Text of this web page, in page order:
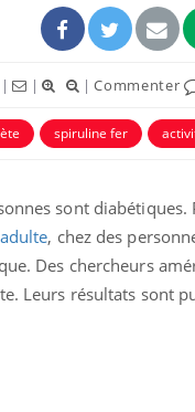
| | |Commenter
spiruline fer
sont
, chez des
Des chercheurs
Leurs résultats sont